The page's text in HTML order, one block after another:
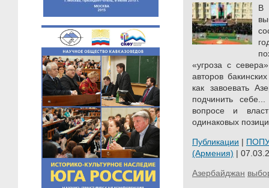
В
«угроза с
авторов
как завоевать
подчинить
вопросе и
одинаковых
Публикации |
(Армения) |
Азербайджан